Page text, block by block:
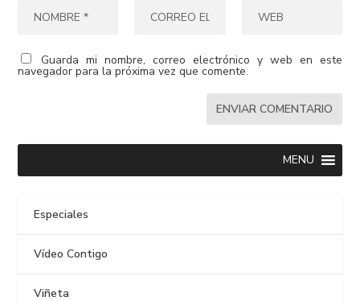
Guarda mi nombre, correo electrónico y web en este
navegador para la próxima vez que comente.
MENU
Especiales
Vídeo Contigo
Viñeta